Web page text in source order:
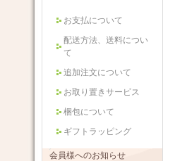
お支払について
配送方法、送料につい
て
追加注文について
お取り置きサービス
梱包について
ギフトラッピング
会員様へのお知らせ